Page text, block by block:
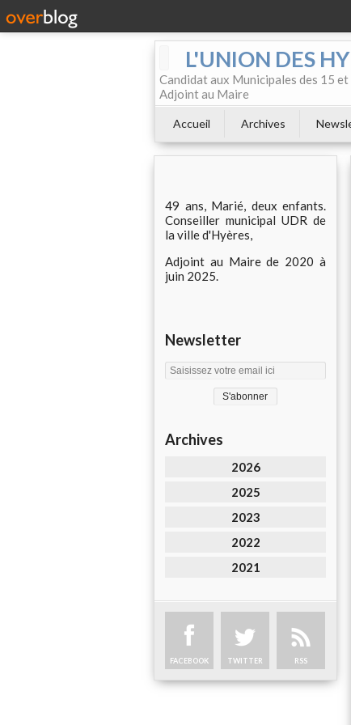
L'UNION DES
Candidat aux Municipales des 15
Adjoint au Maire
Accueil Archives
49 ans, Marié, deux enfants.
Conseiller municipal UDR de
la ville d'Hyères,
Adjoint au Maire de 2020 à
juin 2025.
Newsletter
Archives
2026
2025
2023
2022
2021
FACEBOOK TWITTER RSS